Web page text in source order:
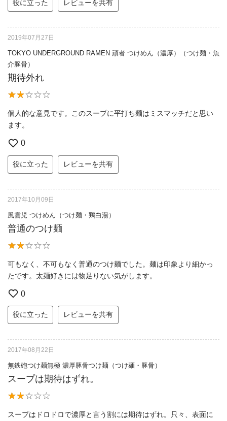
役に立った レビューを共有
2019年07月27日
TOKYO UNDERGROUND RAMEN 頑者 つけめん（濃厚）（つけ麺・魚
介豚骨）
期待外れ
個人的な意見です。このスープに平打ち麺はミスマッチだと思い
ます。
0
役に立った レビューを共有
2017年10月09日
風雲児 つけめん（つけ麺・鶏白湯）
普通のつけ麺
可もなく、不可もなく普通のつけ麺でした。麺は印象より細かっ
たです。太麺好きには物足りない気がします。
0
役に立った レビューを共有
2017年08月22日
無鉄砲つけ麺無極 濃厚豚骨つけ麺（つけ麺・豚骨）
スープは期待はずれ。
スープはドロドロで濃厚と言う割には期待はずれ。只々、表面に